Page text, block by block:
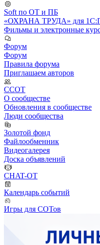
Soft по ОТ и ПБ
«ОХРАНА ТРУДА» для
Фильмы и электронные
Форум
Форум
Правила форума
Приглашаем авторов
ССОТ
О сообществе
Обновления в сообществе
Люди сообщества
Золотой фонд
Файлообменник
Видеогалерея
Доска объявлений
CHAT-OT
Календарь событий
Игры для СОТов